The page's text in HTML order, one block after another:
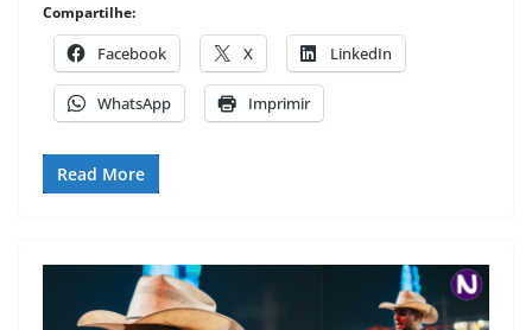
Compartilhe:
Facebook X LinkedIn
WhatsApp Imprimir
Read More